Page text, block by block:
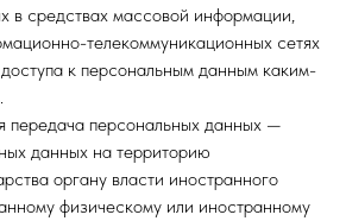
в средствах массовой информации,
телекоммуникационных сетях
к персональным данным каким-
передача персональных данных —
данных на территорию
органу власти иностранного
физическому или иностранному